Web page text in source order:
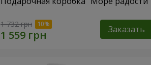
1 732 грн Заказать